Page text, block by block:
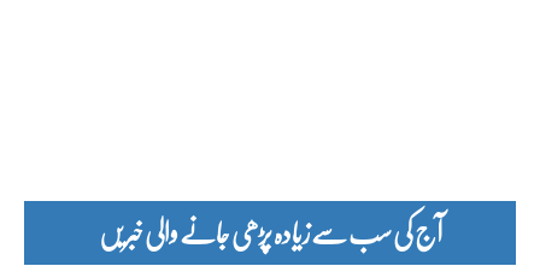
آج کی سب سے زیادہ پڑھی جانے والی خبریں